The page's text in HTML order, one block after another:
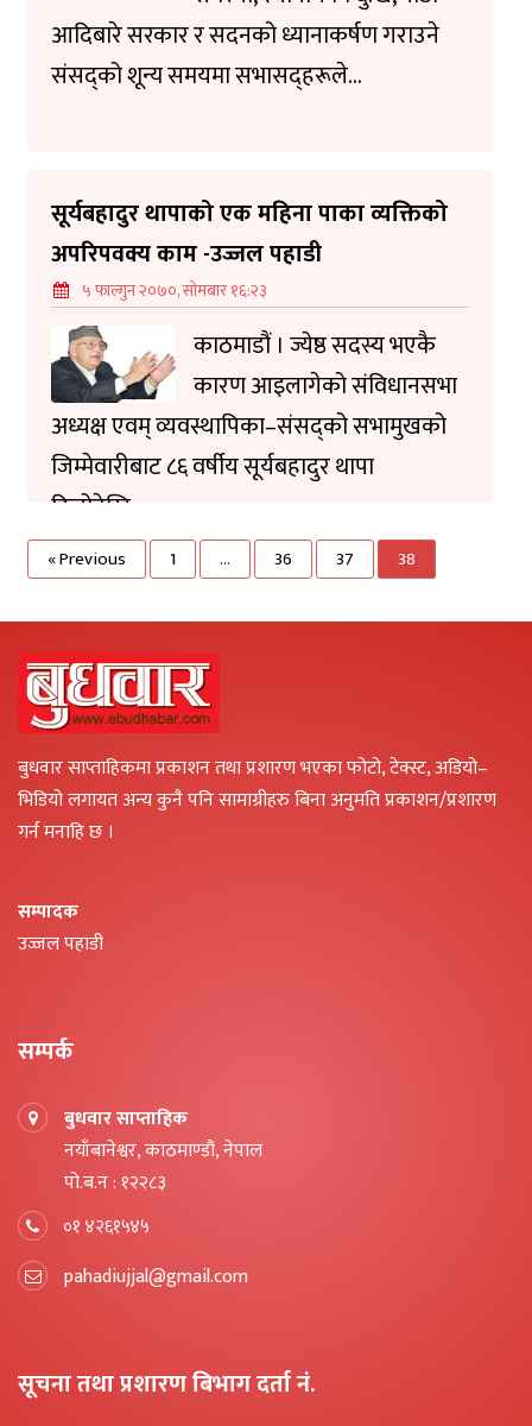
आदिबारे सरकार र सदनको ध्यानाकर्षण गराउने
संसद्को शून्य समयमा सभासद्हरूले...
सूर्यबहादुर थापाको एक महिना पाका व्यक्तिको
अपरिपवक्य काम -उज्जल पहाडी
५ फाल्गुन २०७०, सोमबार १६:२३
काठमाडौं । ज्येष्ठ सदस्य भएकै
कारण आइलागेको संविधानसभा
अध्यक्ष एवम् व्यवस्थापिका–संसद्को सभामुखको
जिम्मेवारीबाट ८६ वर्षीय सूर्यबहादुर थापा
हिजोदेखि...
« Previous 1 … 36 37 38
बुधवार साप्ताहिकमा प्रकाशन तथा प्रशारण भएका फोटो, टेक्स्ट, अडियो–
भिडियो लगायत अन्य कुनै पनि सामाग्रीहरु बिना अनुमति प्रकाशन/प्रशारण
गर्न मनाहि छ ।
सम्पादक
उज्जल पहाडी
सम्पर्क
बुधवार साप्ताहिक
नयाँबानेश्वर, काठमाण्डौं, नेपाल
पो.ब.न : १२२८३
०१ ४२६१५४५
pahadiujjal@gmail.com
सूचना तथा प्रशारण बिभाग दर्ता नं.